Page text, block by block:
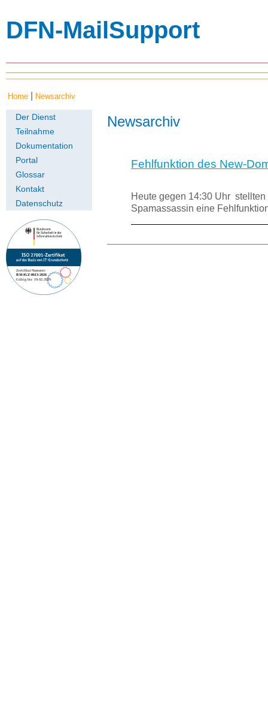
DFN-MailSupport
Home Newsarchiv
Der Dienst
Teilnahme
Dokumentation
Portal
Glossar
Kontakt
Datenschutz
Newsarchiv
Fehlfunktion des New-
Heute gegen 14:30 Uhr
Spamassassin eine